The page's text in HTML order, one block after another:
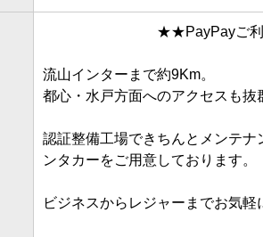
★★PayPayご利用
流山インターまで約9Km。
都心・水戸方面へのアクセスも抜
認証整備工場できちんとメンテ
ンタカーをご用意しております。
ビジネスからレジャーまでお気軽